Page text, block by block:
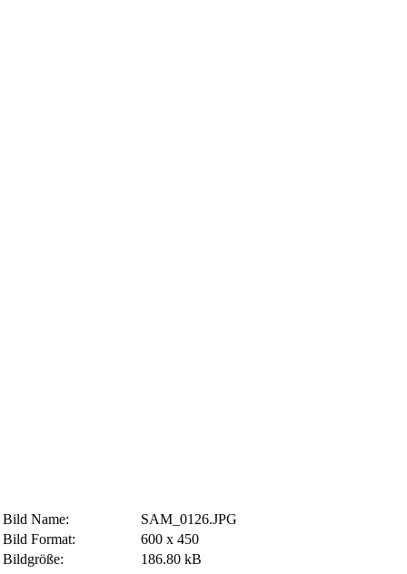
Bild Name:
SAM_0126.JPG
Bild Format:
600 x 450
Bildgröße:
186.80 kB